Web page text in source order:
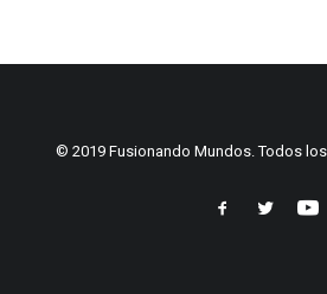
© 2019 Fusionando Mundos. Todos